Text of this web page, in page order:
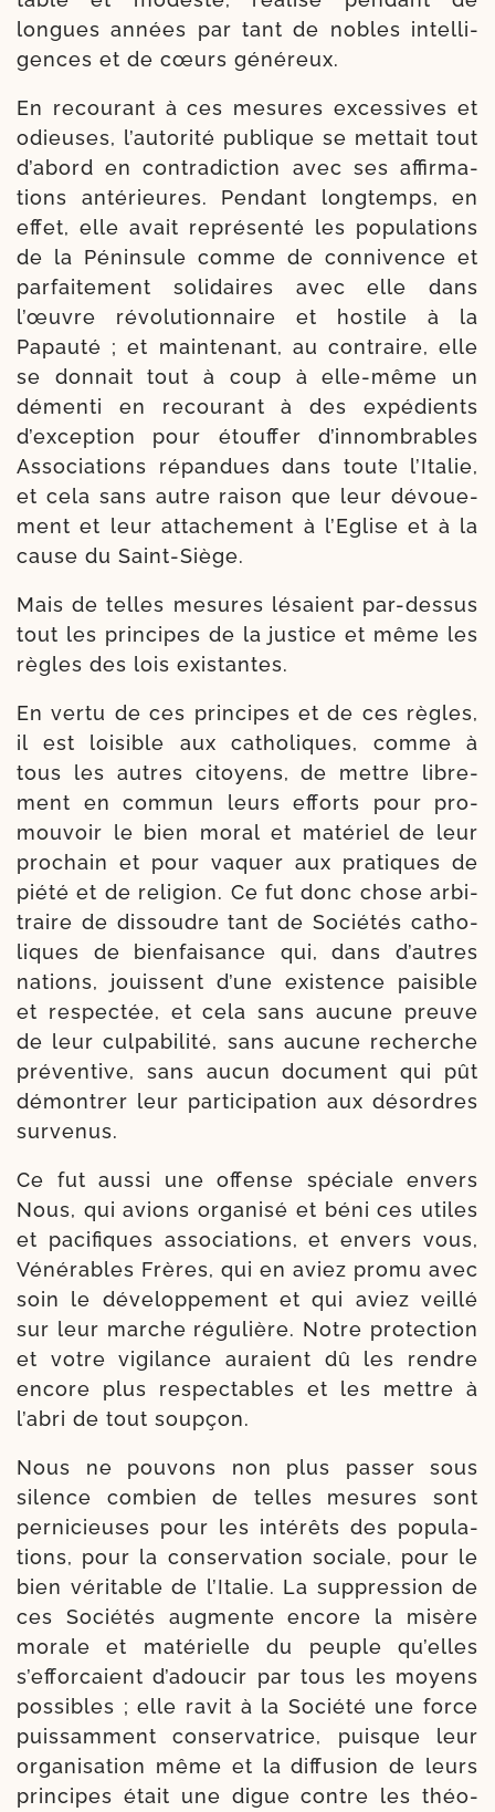
longues années par tant de nobles intel­li­
gences et de cœurs généreux.
En recou­rant à ces mesures exces­sives et
odieuses, l’au­to­ri­té publique se met­tait tout
d’a­bord en contra­dic­tion avec ses affirma­
tions anté­rieures. Pendant long­temps, en
effet, elle avait repré­sen­té les popu­la­tions
de la Péninsule comme de conni­vence et
parfaite­ment soli­daires avec elle dans
l’œuvre révo­lu­tion­naire et hos­tile à la
Papauté ; et main­te­nant, au contraire, elle
se don­nait tout à coup à elle-​même un
démen­ti en recou­rant à des expé­dients
d’ex­cep­tion pour étouf­fer d’innombrables
Associations répan­dues dans toute l’Italie,
et cela sans autre rai­son que leur dévoue­
ment et leur atta­chement à l’Eglise et à la
cause du Saint-Siège.
Mais de telles mesures lésaient par-​dessus
tout les prin­cipes de la jus­tice et même les
règles des lois existantes.
En ver­tu de ces prin­cipes et de ces règles,
il est loi­sible aux catho­liques, comme à
tous les autres citoyens, de mettre libre­
ment en com­mun leurs efforts pour pro­
mou­voir le bien moral et maté­riel de leur
pro­chain et pour vaquer aux pra­tiques de
pié­té et de reli­gion. Ce fut donc chose arbi­
traire de dis­soudre tant de Sociétés catho­
liques de bien­fai­sance qui, dans d’autres
nations, jouissent d’une exis­tence pai­sible
et res­pec­tée, et cela sans aucune preuve
de leur culpa­bi­li­té, sans aucune recherche
pré­ven­tive, sans aucun docu­ment qui pût
démon­trer leur par­ti­ci­pa­tion aux désordres
survenus.
Ce fut aus­si une offense spé­ciale envers
Nous, qui avions orga­ni­sé et béni ces utiles
et paci­fiques asso­cia­tions, et envers vous,
Véné­rables Frères, qui en aviez pro­mu avec
soin le déve­lop­pe­ment et qui aviez veillé
sur leur marche régu­lière. Notre pro­tec­tion
et votre vigi­lance auraient dû les rendre
encore plus res­pec­tables et les mettre à
l’abri de tout soupçon.
Nous ne pou­vons non plus pas­ser sous
silence com­bien de telles mesures sont
per­ni­cieuses pour les inté­rêts des popu­la­
tions, pour la conser­va­tion sociale, pour le
bien véri­table de l’Italie. La suppres­sion de
ces Sociétés aug­mente encore la misère
morale et maté­rielle du peuple qu’elles
s’efforcaient d’adoucir par tous les moyens
pos­sibles ; elle ravit à la Société une force
puis­sam­ment conserva­trice, puisque leur
orga­ni­sa­tion même et la dif­fu­sion de leurs
prin­cipes était une digue contre les théo­